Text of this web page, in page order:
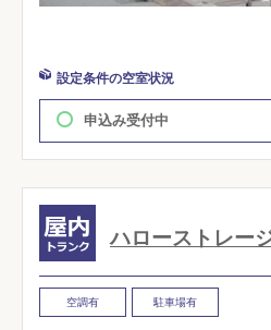
設定条件の空室状況
申込み受付中
ハローストレー
空調有 駐車場有